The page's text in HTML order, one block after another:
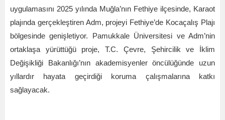
uygulamasını 2025 yılında Muğla’nın Fethiye ilçesinde, Karaot
plajında gerçekleştiren Adm, projeyi Fethiye’de Kocaçalış Plajı
bölgesinde genişletiyor. Pamukkale Üniversitesi ve Adm’nin
ortaklaşa yürüttüğü proje, T.C. Çevre, Şehircilik ve İklim
Değişikliği Bakanlığı’nın akademisyenler öncülüğünde uzun
yıllardır hayata geçirdiği koruma çalışmalarına katkı
sağlayacak.